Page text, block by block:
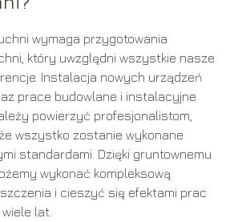
wymaga przygotowania
który uwzględni wszystkie nasze
Instalacja nowych urządzeń
prace budowlane i instalacyjne
powierzyć profesjonalistom,
wszystko zostanie wykonane
standardami. Dzięki gruntownemu
wykonać kompleksową
i cieszyć się efektami prac
lat.